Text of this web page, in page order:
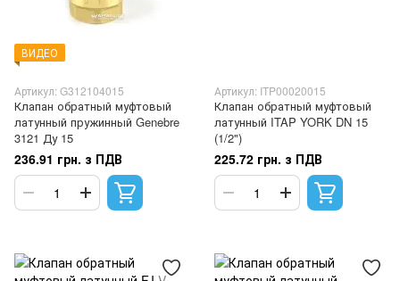
ВИДЕО
Артикул: G312104015
Клапан обратный муфтовый
латунный пружинный Genebre
3121 Ду 15
236.91 грн. з ПДВ
Артикул: ITP00020015
Клапан обратный муфтовый
латунный ITAP YORK DN 15
(1/2")
225.72 грн. з ПДВ